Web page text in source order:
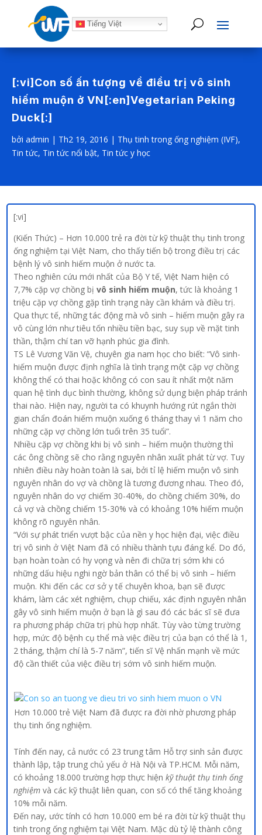
Tiếng Việt
[:vi]Con số ấn tượng về điều trị vô sinh
hiếm muộn ở VN[:en]Vegetarian Peking
Duck[:]
bởi admin | Th2 19, 2016 | Thụ tinh trong ống nghiệm (IVF),
Tin tức, Tin tức nổi bật, Tin tức y học
[:vi]
(Kiến Thức) – Hơn 10.000 trẻ ra đời từ kỹ thuật thụ tinh trong
ống nghiệm tại Việt Nam, cho thấy tiến bộ trong điều trị các
bệnh lý vô sinh hiếm muộn ở nước ta.
Theo nghiên cứu mới nhất của Bộ Y tế, Việt Nam hiện có
7,7% cặp vợ chồng bịvô sinh hiếm muộn, tức là khoảng 1
triệu cặp vợ chồng gặp tình trạng này cần khám và điều trị.
Qua thực tế, những tác động mà vô sinh – hiếm muộn gây ra
vô cùng lớn như tiêu tốn nhiều tiền bạc, suy sụp về mặt tinh
thần, thậm chí tan vỡ hạnh phúc gia đình.
TS Lê Vương Văn Vệ, chuyên gia nam học cho biết: “Vô sinh-
hiếm muộn được định nghĩa là tình trạng một cặp vợ chồng
không thể có thai hoặc không có con sau ít nhất một năm
quan hệ tình dục bình thường, không sử dụng biện pháp tránh
thai nào. Hiện nay, người ta có khuynh hướng rút ngắn thời
gian chẩn đoán hiếm muộn xuống 6 tháng thay vì 1 năm cho
những cặp vợ chồng lớn tuổi trên 35 tuổi”.
Nhiều cặp vợ chồng khi bị vô sinh – hiếm muộn thường thì
các ông chồng sẽ cho rằng nguyên nhân xuất phát từ vợ. Tuy
nhiên điều này hoàn toàn là sai, bởi tỉ lệ hiếm muộn vô sinh
nguyên nhân do vợ và chồng là tương đương nhau. Theo đó,
nguyên nhân do vợ chiếm 30-40%, do chồng chiếm 30%, do
cả vợ và chồng chiếm 15-30% và có khoảng 10% hiếm muộn
không rõ nguyên nhân.
“Với sự phát triển vượt bậc của nền y học hiện đại, việc điều
trị vô sinh ở Việt Nam đã có nhiều thành tựu đáng kể. Do đó,
bạn hoàn toàn có hy vọng và nên đi chữa trị sớm khi có
những dấu hiệu nghi ngờ bản thân có thể bị vô sinh – hiếm
muộn. Khi đến các cơ sở y tế chuyên khoa, bạn sẽ được
khám, làm các xét nghiệm, chụp chiếu, xác định nguyên nhân
gây vô sinh hiếm muộn ở bạn là gì sau đó các bác sĩ sẽ đưa
ra phương pháp chữa trị phù hợp nhất. Tùy vào từng trường
hợp, mức độ bệnh cụ thể mà việc điều trị của bạn có thể là 1,
2 tháng, thậm chí là 5-7 năm”, tiến sĩ Vệ nhấn mạnh về mức
độ cần thiết của việc điều trị sớm vô sinh hiếm muộn.
Hơn 10.000 trẻ Việt Nam đã được ra đời nhờ phương pháp
thụ tinh ống nghiệm.
Tính đến nay, cả nước có 23 trung tâm Hỗ trợ sinh sản được
thành lập, tập trung chủ yếu ở Hà Nội và TP.HCM. Mỗi năm,
có khoảng 18.000 trường hợp thực hiệnkỹ thuật thụ tinh ống
nghiệm và các kỹ thuật liên quan, con số có thể tăng khoảng
10% mỗi năm.
Đến nay, ước tính có hơn 10.000 em bé ra đời từ kỹ thuật thụ
tinh trong ống nghiệm tại Việt Nam. Mặc dù tỷ lệ thành công